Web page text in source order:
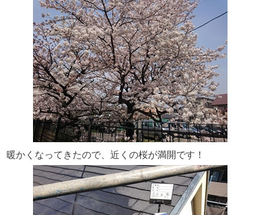
暖かくなってきたので、近くの桜が満開です！